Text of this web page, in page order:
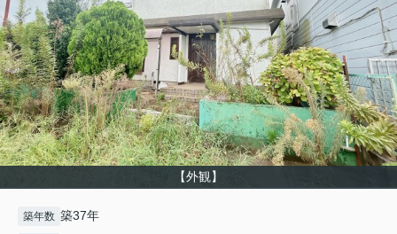
【外観】
築年数 築37年